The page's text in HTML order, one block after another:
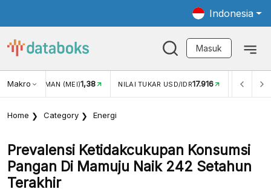
Indonesia
Masuk
MakroWISMAN (MEI)1,38 NILAI TUKAR USD/IDR17.916 INFLASI
Home Category Energi
Prevalensi Ketidakcukupan Konsumsi
Pangan Di Mamuju Naik 242 Setahun
Terakhir